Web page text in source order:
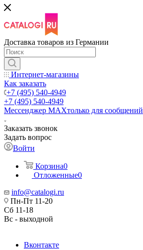
Доставка товаров из Германии
Интернет-магазины
Как заказать
+7 (495) 540-4949
+7 (495) 540-4949
Мессенджер МАХтолько для сообщений
Заказать звонок
Задать вопрос
Войти
Корзина0
Отложенные0
info@catalogi.ru
Пн-Пт 11-20
Сб 11-18
Вс - выходной
Вконтакте